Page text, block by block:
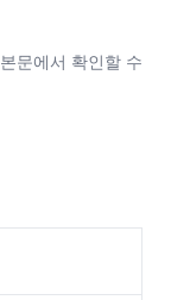
문에서 확인할 수